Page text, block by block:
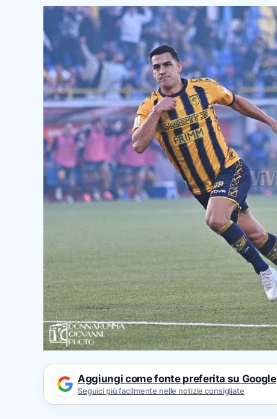
Aggiungi come fonte preferita su Google
Seguici più facilmente nelle notizie consigliate